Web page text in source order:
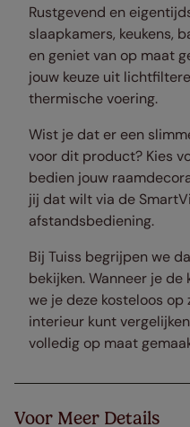
Rustgevend en
slaapkamers, keukens,
en geniet van op maat
jouw keuze uit
thermische voering.
Wist je dat er een
voor dit product? Kies
bedien jouw
jij dat wilt via de
afstandsbediening.
Bij Tuiss begrijpen we
bekijken. Wanneer je
we je deze kosteloos
interieur kunt
volledig op maat
Voor Meer Details